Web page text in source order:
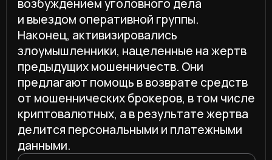
«Опасность в том, что злоумышленники
эксплуатируют доверие пользователя
к знакомому бренду или публичной
личности. Мошенники используют
названия банков, маркетплейсов,
государственных сервисов как „точку
входа“ в коммуникацию с жертвой
и не ограничиваются фишинговой
страницей, а продолжают
взаимодействовать с жертвой
по телефону или в мессенджерах для
большей убедительности».